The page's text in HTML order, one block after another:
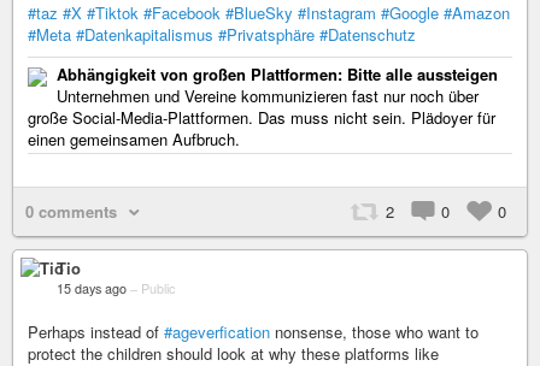
#taz #X #Tiktok #Facebook #BlueSky #Instagram #Google #Amazon
#Meta #Datenkapitalismus #Privatsphäre #Datenschutz
Abhängigkeit von großen Plattformen: Bitte alle aussteigen
Unternehmen und Vereine kommunizieren fast nur noch über
große Social-Media-Plattformen. Das muss nicht sein. Plädoyer für
einen gemeinsamen Aufbruch.
0 comments 2 0 0
Tio
15 days ago – Public
Perhaps instead of #ageverfication nonsense, those who want to
protect the children should look at why these platforms like